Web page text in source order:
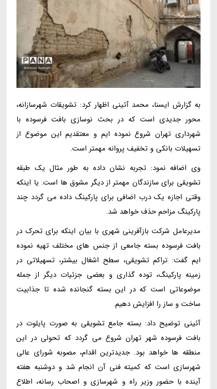
به گزارش ایسنا، محمد آئینی اظهار کرد: تشویقات شهرسازانه،
محور جدیدی است که در بحث نوسازی بافت فرسوده با
شهرداری تهران شروع نموده ایم و معتقدیم این موضوع از
تسهیلات بانکی و تخفیف پروانه مهمتر است.
وی اضافه نمود: تجربه نشان داده به طور مثال یک طبقه
تشویقی برای سازندگان مهمتر از دیگر مشوق ها است. یا اینکه
وقتی اجازه یک درب اضافی برای پارکینگ داده می گردد چند
پارکینگ مزاحم حذف خواهد شد.
مدیرعامل شرکت بازآفرینی شهری با بیان اینکه برای تحرک در
بافت فرسوده بسته جامعی از جنس های مختلف تهیه نموده
ایم گفت: تراکم تشویقی، سطح اشغال بیشتر، تسهیلاتی در
زمینه پارکینگ، توده گذاری و بعضی جزئیات دیگر از جمله
موضوعاتی است که در این بسته گنجانده شده تا جذابیت
ساخت و ساز را افزایش دهیم.
آئینی توضیح داد: بسته جامع تشویقی به صورت پایلوت در
بافت فرسوده شهر تهران شروع می گردد که تحولی در این
منطقه ها خواهد بود. جدیدترین اقدام، مصوبه شورای عالی
شهرسازی است که کمیته فنی آن انجام شد و دوشنبه هفته
آینده با حضور وزیر راه و شهرسازی و اصحاب رسانه، اطلاع